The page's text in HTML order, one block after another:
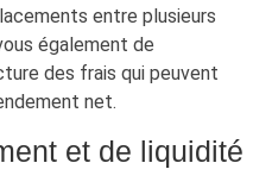
entre plusieurs
également de
des frais qui peuvent
net.
et de liquidité